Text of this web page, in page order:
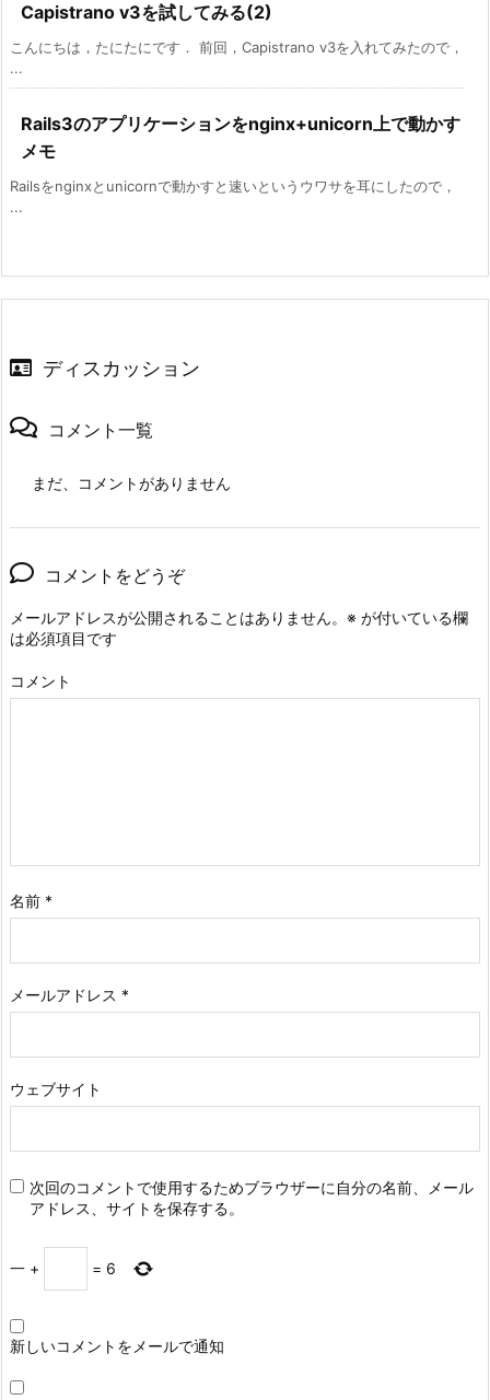
Capistrano v3を試してみる(2)
こんにちは，たにたにです． 前回，Capistrano v3を入れてみたので，
...
Rails3のアプリケーションをnginx+unicorn上で動かす
メモ
Railsをnginxとunicornで動かすと速いというウワサを耳にしたので，
...
ディスカッション
コメント一覧
まだ、コメントがありません
コメントをどうぞ
メールアドレスが公開されることはありません。 ※ が付いている欄
は必須項目です
コメント
名前 *
メールアドレス *
ウェブサイト
次回のコメントで使用するためブラウザーに自分の名前、メール
アドレス、サイトを保存する。
一 + = 6
新しいコメントをメールで通知